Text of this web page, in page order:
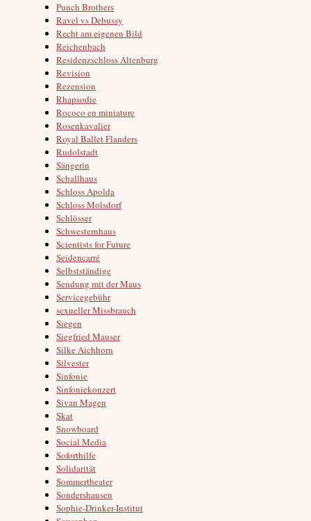
Punch Brothers
Ravel vs Debussy
Recht am eigenen Bild
Reichenbach
Residenzschloss Altenburg
Revision
Rezension
Rhapsodie
Rococo en miniature
Rosenkavalier
Royal Ballet Flanders
Rudolstadt
Sängerin
Schallhaus
Schloss Apolda
Schloss Molsdorf
Schlösser
Schwesternhaus
Scientists for Future
Seidencarré
Selbstständige
Sendung mit der Maus
Servicegebühr
sexueller Missbrauch
Siegen
Siegfried Mauser
Silke Aichhorn
Silvester
Sinfonie
Sinfoniekonzert
Sivan Magen
Skat
Snowboard
Social Media
Soforthilfe
Solidarität
Sommertheater
Sondershausen
Sophie-Drinker-Institut